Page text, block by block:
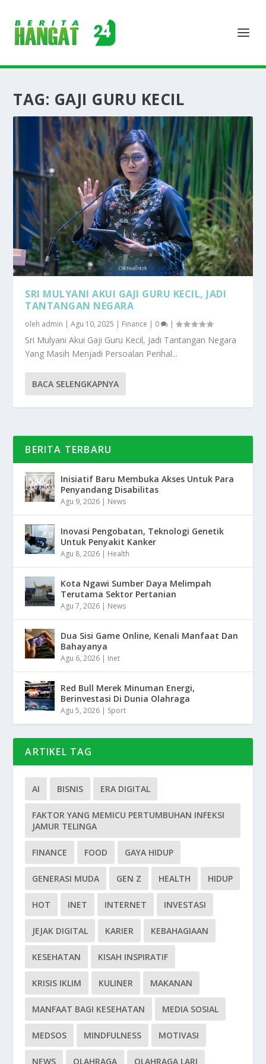
TAG: GAJI GURU KECIL
SRI MULYANI AKUI GAJI GURU KECIL, JADI
TANTANGAN NEGARA
oleh admin |Agu 10, 2025 | Finance | 0 |
Sri Mulyani Akui Gaji Guru Kecil, Jadi Tantangan Negara
Yang Masih Menjadi Persoalan Perihal...
BACA SELENGKAPNYA
BERITA TERBARU
Inisiatif Baru Membuka Akses Untuk Para
Penyandang Disabilitas
Agu 9, 2026 | News
Inovasi Pengobatan, Teknologi Genetik
Untuk Penyakit Kanker
Agu 8, 2026 | Health
Kota Ngawi Sumber Daya Melimpah
Terutama Sektor Pertanian
Agu 7, 2026 | News
Dua Sisi Game Online, Kenali Manfaat Dan
Bahayanya
Agu 6, 2026 | Inet
Red Bull Merek Minuman Energi,
Berinvestasi Di Dunia Olahraga
Agu 5, 2026 | Sport
ARTIKEL TAG
AI BISNIS ERA DIGITAL
FAKTOR YANG MEMICU PERTUMBUHAN INFEKSI
JAMUR TELINGA
FINANCE FOOD GAYA HIDUP
GENERASI MUDA GEN Z HEALTH HIDUP
HOT INET INTERNET INVESTASI
JEJAK DIGITAL KARIER KEBAHAGIAAN
KESEHATAN KISAH INSPIRATIF
KRISIS IKLIM KULINER MAKANAN
MANFAAT BAGI KESEHATAN MEDIA SOSIAL
MEDSOS MINDFULNESS MOTIVASI
NEWS OLAHRAGA OLAHRAGA LARI